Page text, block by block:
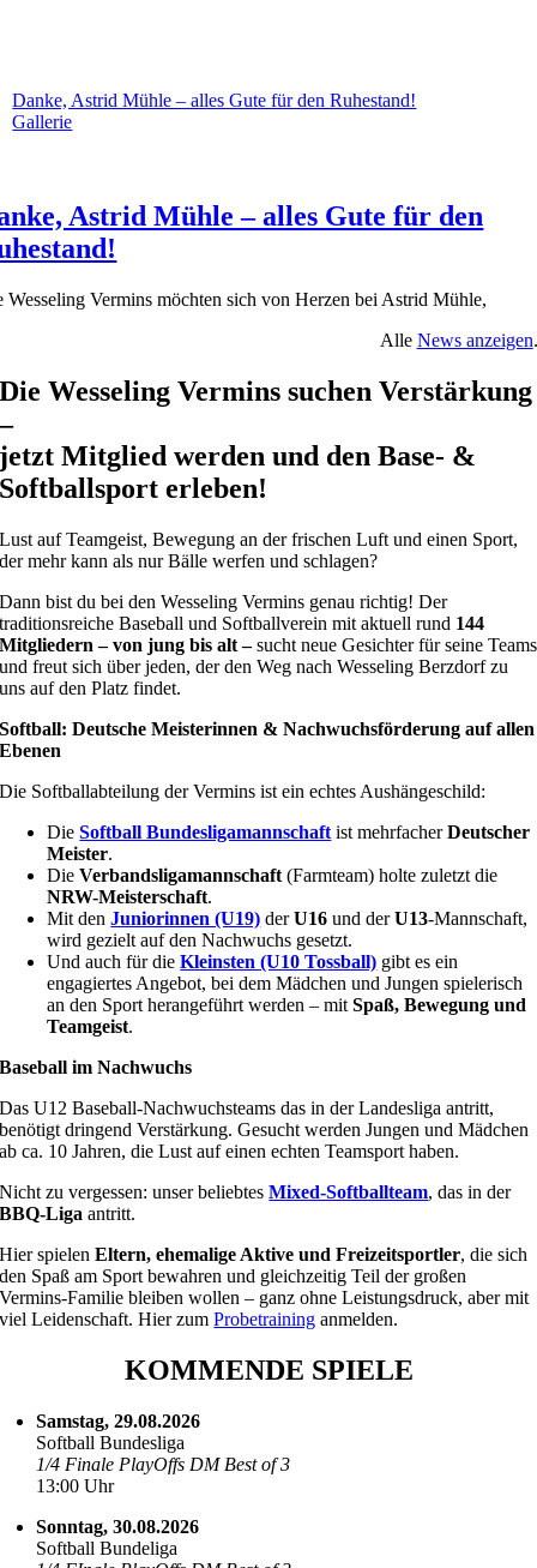
Danke, Astrid Mühle – alles Gute für den Ruhestand!
Gallerie
Astrid Mühle – alles Gute für den
Wesseling Vermins möchten sich von Herzen bei Astrid Mühle,
Alle News anzeigen.
Die Wesseling Vermins suchen Verstärkung
–
jetzt Mitglied werden und den Base- &
Softballsport erleben!
Lust auf Teamgeist, Bewegung an der frischen Luft und einen Sport,
der mehr kann als nur Bälle werfen und schlagen?
Dann bist du bei den Wesseling Vermins genau richtig! Der
traditionsreiche Baseball und Softballverein mit aktuell rund 144
Mitgliedern – von jung bis alt –sucht neue Gesichter für seine Teams
und freut sich über jeden, der den Weg nach Wesseling Berzdorf zu
uns auf den Platz findet.
Softball: Deutsche Meisterinnen & Nachwuchsförderung auf allen
Ebenen
Die Softballabteilung der Vermins ist ein echtes Aushängeschild:
DieSoftball Bundesligamannschaft ist mehrfacherDeutscher
Meister.
DieVerbandsligamannschaft (Farmteam) holte zuletzt die
NRW-Meisterschaft.
Mit denJuniorinnen (U19) derU16 und derU13-Mannschaft,
wird gezielt auf den Nachwuchs gesetzt.
Und auch für dieKleinsten (U10 Tossball) gibt es ein
engagiertes Angebot, bei dem Mädchen und Jungen spielerisch
an den Sport herangeführt werden – mitSpaß, Bewegung und
Teamgeist.
Baseball im Nachwuchs
Das U12 Baseball-Nachwuchsteams das in der Landesliga antritt,
benötigt dringend Verstärkung. Gesucht werden Jungen und Mädchen
ab ca. 10 Jahren, die Lust auf einen echten Teamsport haben.
Nicht zu vergessen: unser beliebtesMixed-Softballteam, das in der
BBQ-Liga antritt.
Hier spielenEltern, ehemalige Aktive und Freizeitsportler, die sich
den Spaß am Sport bewahren und gleichzeitig Teil der großen
Vermins-Familie bleiben wollen – ganz ohne Leistungsdruck, aber mit
viel Leidenschaft. Hier zumProbetraining anmelden.
KOMMENDE SPIELE
Samstag, 29.08.2026
Softball Bundesliga
1/4 Finale PlayOffs DM Best of 3
13:00 Uhr
Sonntag, 30.08.2026
Softball Bundeliga